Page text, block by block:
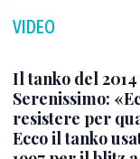
VIDEO
Il tanko del
Serenissimo:
resistere per
Ecco il tanko